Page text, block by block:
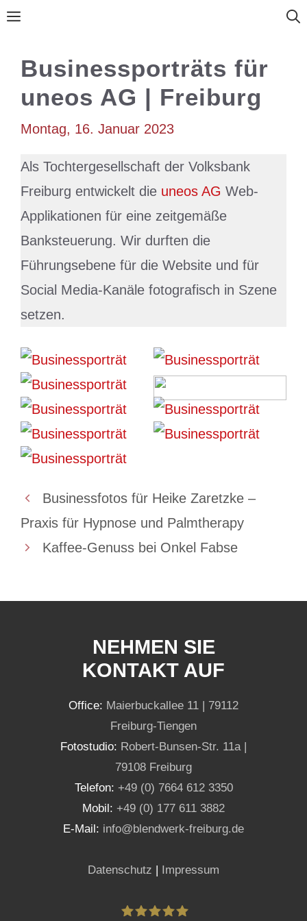
Zum
springen
Menü
Businessporträts für
uneos AG | Freiburg
Montag, 16. Januar 2023
Als Tochtergesellschaft der Volksbank
Freiburg entwickelt die uneos AG Web-
Applikationen für eine zeitgemäße
Banksteuerung. Wir durften die
Führungsebene für die Website und für
Social Media-Kanäle fotografisch in Szene
setzen.
Businessfotos für Heike Zaretzke –
Praxis für Hypnose und Palmtherapy
Kaffee-Genuss bei Onkel Fabse
NEHMEN SIE
KONTAKT AUF
Office: Maierbuckallee 11 | 79112
Freiburg-Tiengen
Fotostudio: Robert-Bunsen-Str. 11a |
79108 Freiburg
Telefon: +49 (0) 7664 612 3350
Mobil: +49 (0) 177 611 3882
E-Mail: info@blendwerk-freiburg.de
Datenschutz | Impressum